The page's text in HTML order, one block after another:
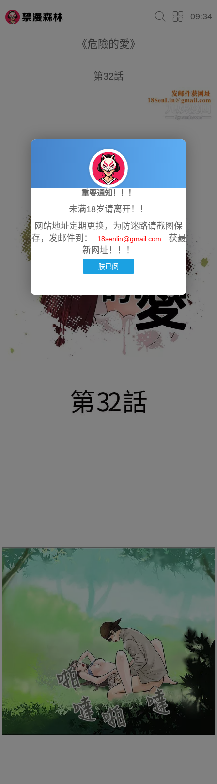
09:34
《危險的愛》
第32話
重要通知！！！
未满18岁请离开！！
网站地址定期更换，为防迷路请截图保
存，发邮件到：
18senlin@gmail.com
获最
新网址！！！
朕已阅